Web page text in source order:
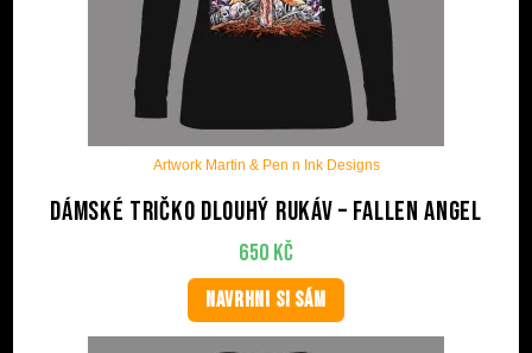
Artwork Martin & Pen n Ink Designs
Dámské tričko dlouhý rukáv – Fallen Angel
650 Kč
NAVRHNI SI SÁM